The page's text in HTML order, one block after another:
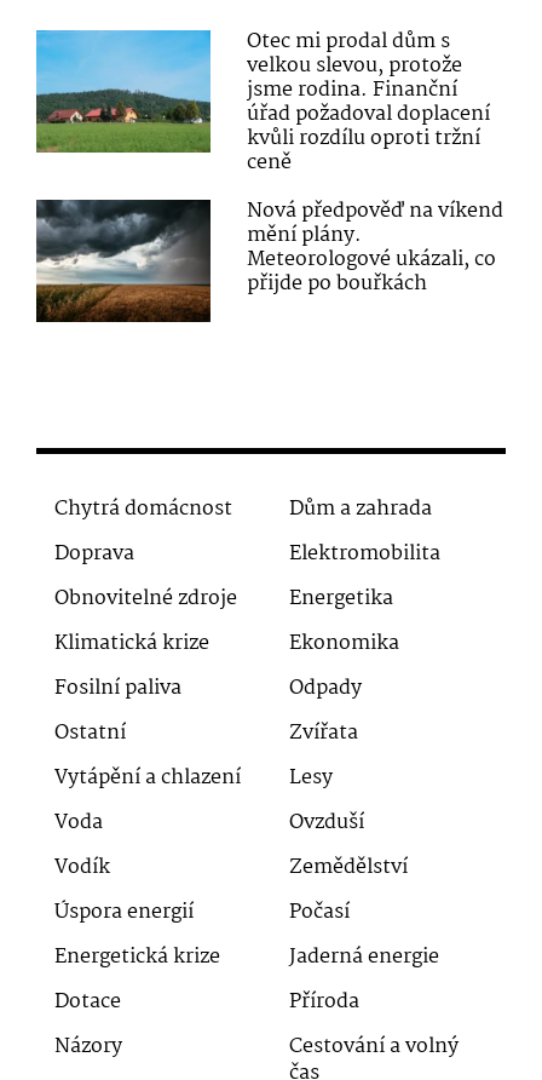
Otec mi prodal dům s
velkou slevou, protože
jsme rodina. Finanční
úřad požadoval doplacení
kvůli rozdílu oproti tržní
ceně
Nová předpověď na víkend
mění plány.
Meteorologové ukázali, co
přijde po bouřkách
Chytrá domácnost
Dům a zahrada
Doprava
Elektromobilita
Obnovitelné zdroje
Energetika
Klimatická krize
Ekonomika
Fosilní paliva
Odpady
Ostatní
Zvířata
Vytápění a chlazení
Lesy
Voda
Ovzduší
Vodík
Zemědělství
Úspora energií
Počasí
Energetická krize
Jaderná energie
Dotace
Příroda
Názory
Cestování a volný
čas